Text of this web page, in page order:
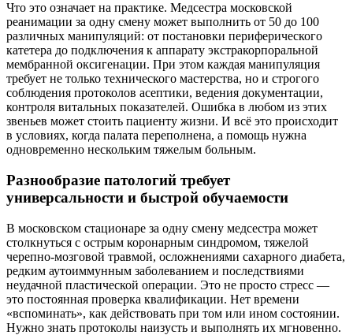
Что это означает на практике. Медсестра московской
реанимации за одну смену может выполнить от 50 до 100
различных манипуляций: от постановки периферического
катетера до подключения к аппарату экстракорпоральной
мембранной оксигенации. При этом каждая манипуляция
требует не только технического мастерства, но и строгого
соблюдения протоколов асептики, ведения документации,
контроля витальных показателей. Ошибка в любом из этих
звеньев может стоить пациенту жизни. И всё это происходит
в условиях, когда палата переполнена, а помощь нужна
одновременно нескольким тяжелым больным.
Разнообразие патологий требует
универсальности и быстрой обучаемости
В московском стационаре за одну смену медсестра может
столкнуться с острым коронарным синдромом, тяжелой
черепно-мозговой травмой, осложнениями сахарного диабета,
редким аутоиммунным заболеванием и последствиями
неудачной пластической операции. Это не просто стресс —
это постоянная проверка квалификации. Нет времени
«вспоминать», как действовать при том или ином состоянии.
Нужно знать протоколы наизусть и выполнять их мгновенно.